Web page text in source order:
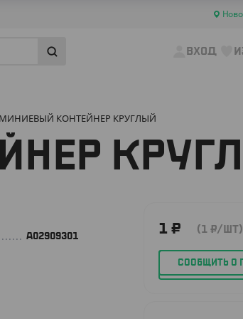
ВХОД
КОНТЕЙНЕР КРУГЛЫЙ
1 ₽ (1 ₽/ШТ)
СООБЩИТЬ О
A02909301